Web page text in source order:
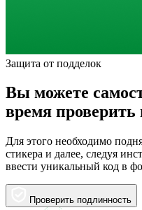
Защита от подделок
Вы можете
время проверить
Для этого необходимо
стикера и далее, следуя
ввести уникальный код в
Проверить подлинность